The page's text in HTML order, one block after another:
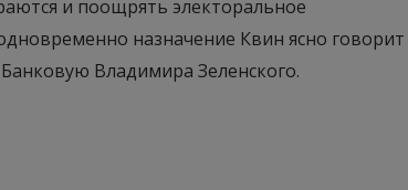
и поощрять электоральное
назначение Квин ясно говорит
Владимира Зеленского.